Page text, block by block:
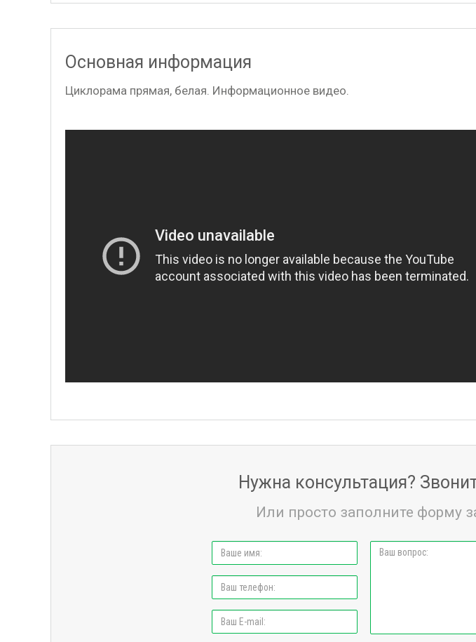
Основная информация
Циклорама прямая, белая. Информационное видео.
Нужна консультация?
Или просто заполните форму